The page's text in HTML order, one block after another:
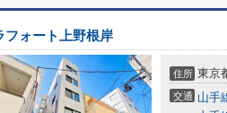
フォート上野根岸
住所 東京
交通 山手